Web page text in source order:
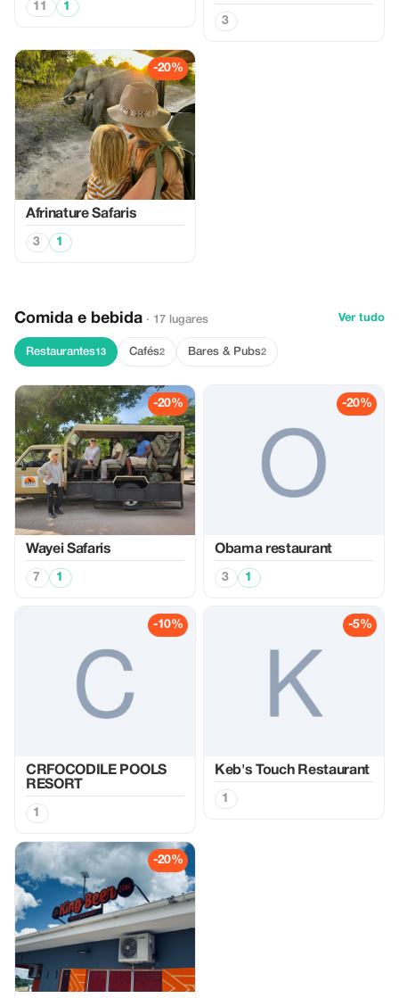
11 1
3
-20%
Afrinature Safaris
3 1
Comida e bebida · 17 lugares Ver tudo
Restaurantes13 Cafés2 Bares & Pubs2
-20%
Wayei Safaris
7 1
-20%
Obama restaurant
3 1
-10%
CRFOCODILE POOLS
RESORT
1
-5%
Keb's Touch Restaurant
1
-20%